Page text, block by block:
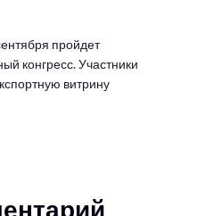
пройдет
конгресс. Участники
витрину